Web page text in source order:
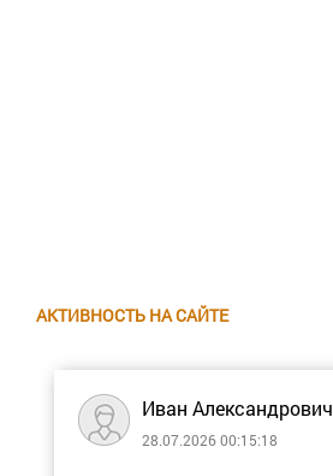
АКТИВНОСТЬ НА САЙТЕ
Иван Александрович
28.07.2026 00:15:18